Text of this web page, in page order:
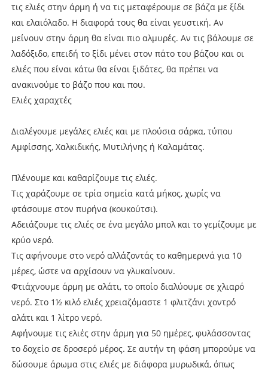
τις ελιές στην άρμη ή να τις μεταφέρουμε σε βάζα με ξίδι
και ελαιόλαδο. Η διαφορά τους θα είναι γευστική. Αν
μείνουν στην άρμη θα είναι πιο αλμυρές. Αν τις βάλουμε σε
λαδόξιδο, επειδή το ξίδι μένει στον πάτο του βάζου και οι
ελιές που είναι κάτω θα είναι ξιδάτες, θα πρέπει να
ανακινούμε το βάζο που και που.
Ελιές χαραχτές
Διαλέγουμε μεγάλες ελιές και με πλούσια σάρκα, τύπου
Αμφίσσης, Χαλκιδικής, Μυτιλήνης ή Καλαμάτας.
Πλένουμε και καθαρίζουμε τις ελιές.
Τις χαράζουμε σε τρία σημεία κατά μήκος, χωρίς να
φτάσουμε στον πυρήνα (κουκούτσι).
Αδειάζουμε τις ελιές σε ένα μεγάλο μπολ και το γεμίζουμε με
κρύο νερό.
Τις αφήνουμε στο νερό αλλάζοντάς το καθημερινά για 10
μέρες, ώστε να αρχίσουν να γλυκαίνουν.
Φτιάχνουμε άρμη με αλάτι, το οποίο διαλύουμε σε χλιαρό
νερό. Στο 1½ κιλό ελιές χρειαζόμαστε 1 φλιτζάνι χοντρό
αλάτι και 1 λίτρο νερό.
Αφήνουμε τις ελιές στην άρμη για 50 ημέρες, φυλάσσοντας
το δοχείο σε δροσερό μέρος. Σε αυτήν τη φάση μπορούμε να
δώσουμε άρωμα στις ελιές με διάφορα μυρωδικά, όπως